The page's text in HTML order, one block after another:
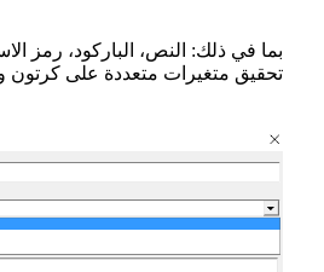
بما في ذلك: النص، الباركود، رمز
تحقيق متغيرات متعددة على كرتون